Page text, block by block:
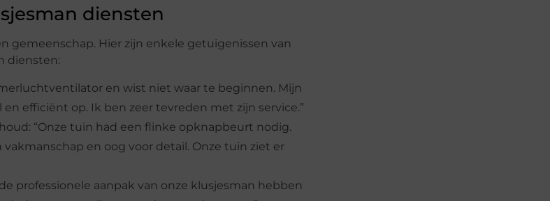
diensten
gemeenschap. Hier zijn enkele getuigenissen van
diensten:
en wist niet waar te beginnen. Mijn
efficiënt op. Ik ben zeer tevreden met zijn service.”
“Onze tuin had een flinke opknapbeurt nodig.
en oog voor detail. Onze tuin ziet er
professionele aanpak van onze klusjesman hebben